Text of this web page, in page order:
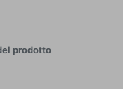
prodotto